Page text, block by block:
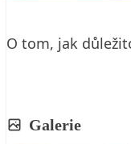
O tom, jak
Galerie